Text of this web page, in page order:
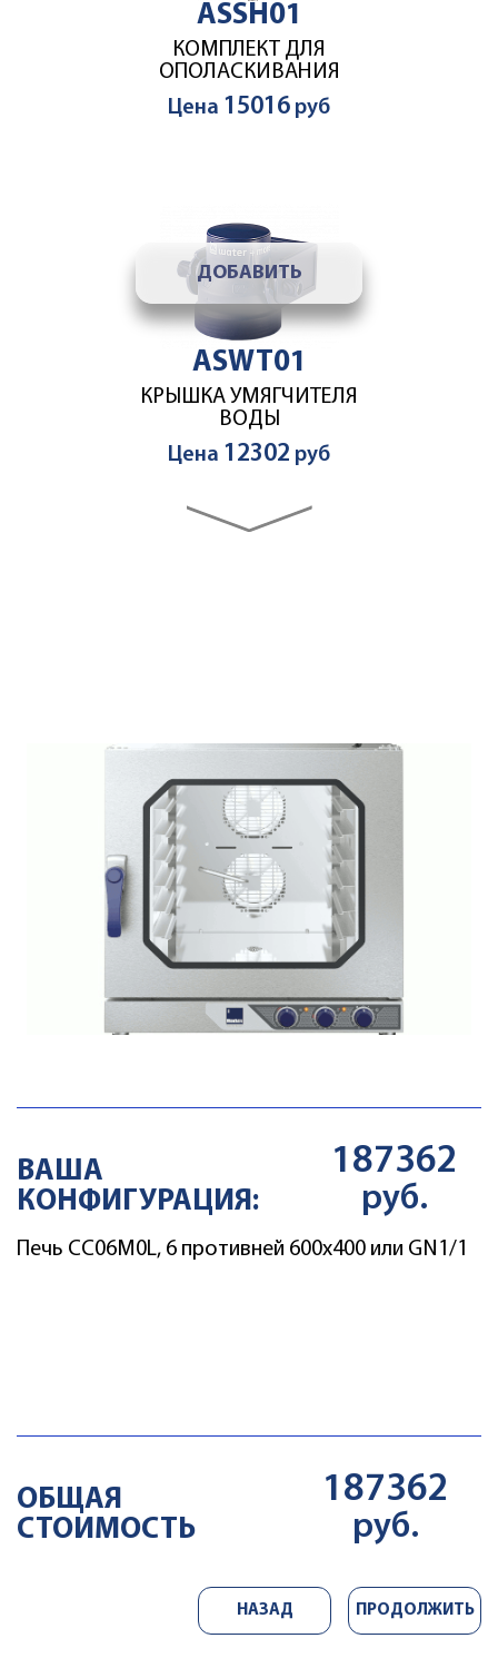
ASSH01
КОМПЛЕКТ ДЛЯ
ОПОЛАСКИВАНИЯ
Цена 15016 руб
ДОБАВИТЬ
ASWT01
КРЫШКА УМЯГЧИТЕЛЯ
ВОДЫ
Цена 12302 руб
УМЯГЧИТЕЛЬ ВОДЫ 3,5
Цена43473руб
УМЯГЧИТЕЛЬ ВОДЫ 7,0
КОМПЛЕКТ ДЛЯ
ВАША
КОНФИГУРАЦИЯ:
187362
руб.
Печь CC06M0L, 6 противней 600х400 или GN1/1
ОБЩАЯ
СТОИМОСТЬ
187362
руб.
НАЗАД ПРОДОЛЖИТЬ